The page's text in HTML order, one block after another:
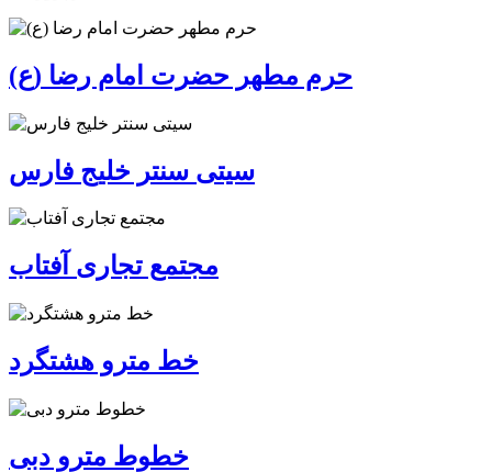
حرم مطهر حضرت امام رضا (ع)
سیتی سنتر خلیج فارس
مجتمع تجاری آفتاب
خط مترو هشتگرد
خطوط مترو دبی